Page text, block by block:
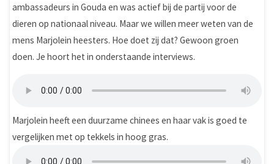
ambassadeurs in Gouda en was actief bij de partij voor de
dieren op nationaal niveau. Maar we willen meer weten van de
mens Marjolein heesters. Hoe doet zij dat? Gewoon groen
doen. Je hoort het in onderstaande interviews.
Marjolein heeft een duurzame chinees en haar vak is goed te
vergelijken met op tekkels in hoog gras.